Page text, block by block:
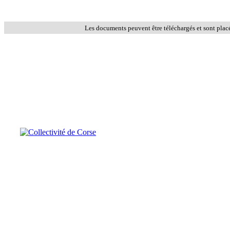
Les documents peuvent être téléchargés et sont